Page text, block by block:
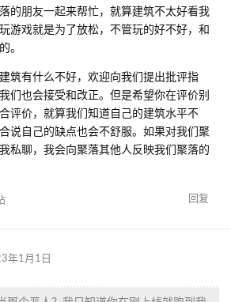
的朋友一起来帮忙，就算建筑不太好看我
游戏就是为了放松，不管玩的好不好，和
。
筑有什么不好，欢迎向我们提出批评指
们也会接受和改正。但是希望你在评价别
评价，就算我们知道自己的建筑水平不
说自己的缺点也会不舒服。如果对我们聚
私聊，我会向聚落其他人反映我们聚落的
回复
年1月1日